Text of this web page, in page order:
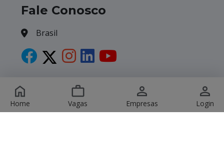
Home Vagas Empresas Login
Fale Conosco
Brasil
Copyright © 2026 Havagas. All Rights Reserved.